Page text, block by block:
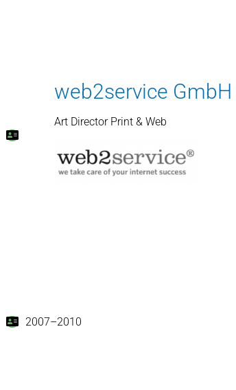
web2service GmbH
Art Director Print & Web
2007–2010